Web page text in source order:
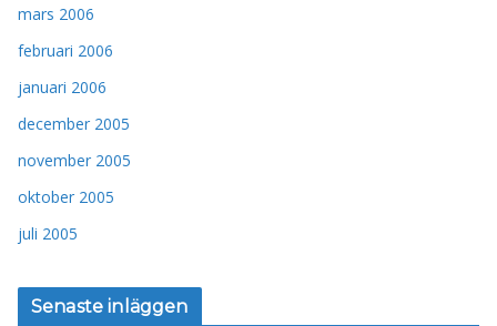
mars 2006
februari 2006
januari 2006
december 2005
november 2005
oktober 2005
juli 2005
Senaste inläggen